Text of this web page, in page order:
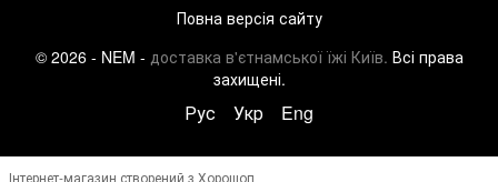
Повна версія сайту
© 2026 - NEM - доставка в'єтнамської їжі Київ. Всі права
захищені.
Рус Укр Eng
Інтернет-магазин створений з Хорошоп